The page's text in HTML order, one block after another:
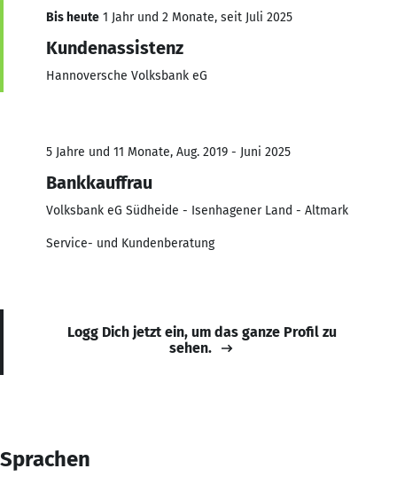
Bis heute 1 Jahr und 2 Monate, seit Juli 2025
Kundenassistenz
Hannoversche Volksbank eG
5 Jahre und 11 Monate, Aug. 2019 - Juni 2025
Bankkauffrau
Volksbank eG Südheide - Isenhagener Land - Altmark
Service- und Kundenberatung
Logg Dich jetzt ein, um das ganze Profil zu
sehen.
Sprachen